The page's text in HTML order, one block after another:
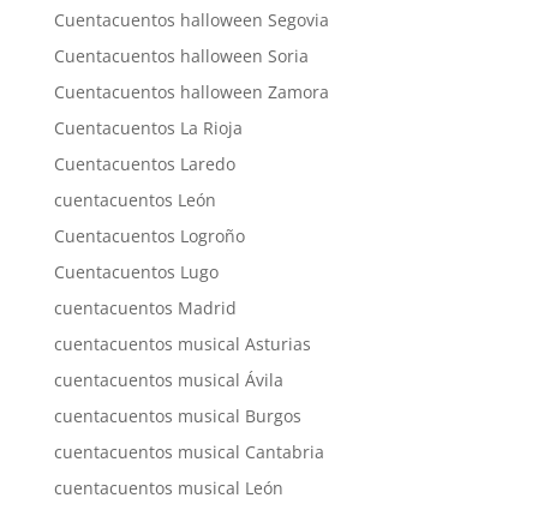
Cuentacuentos halloween Segovia
Cuentacuentos halloween Soria
Cuentacuentos halloween Zamora
Cuentacuentos La Rioja
Cuentacuentos Laredo
cuentacuentos León
Cuentacuentos Logroño
Cuentacuentos Lugo
cuentacuentos Madrid
cuentacuentos musical Asturias
cuentacuentos musical Ávila
cuentacuentos musical Burgos
cuentacuentos musical Cantabria
cuentacuentos musical León